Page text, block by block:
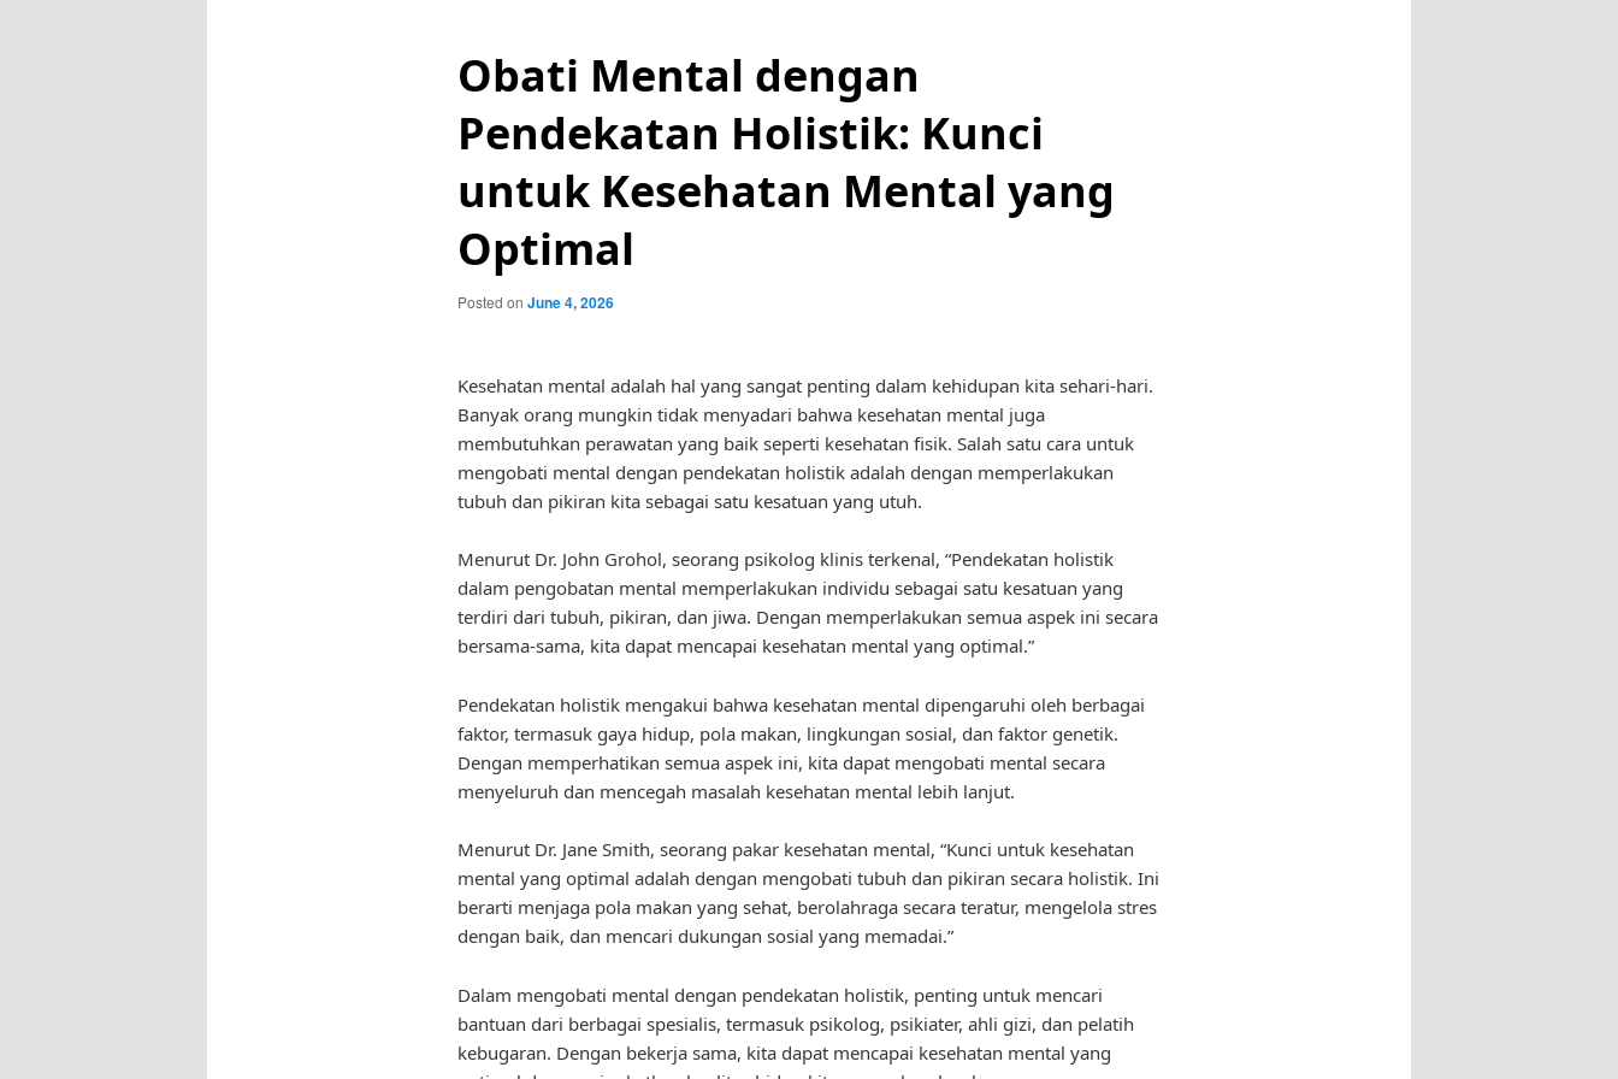
Obati Mental dengan
Pendekatan Holistik: Kunci
untuk Kesehatan Mental yang
Optimal
Posted on June 4, 2026
Kesehatan mental adalah hal yang sangat penting dalam kehidupan kita sehari-hari.
Banyak orang mungkin tidak menyadari bahwa kesehatan mental juga
membutuhkan perawatan yang baik seperti kesehatan fisik. Salah satu cara untuk
mengobati mental dengan pendekatan holistik adalah dengan memperlakukan
tubuh dan pikiran kita sebagai satu kesatuan yang utuh.
Menurut Dr. John Grohol, seorang psikolog klinis terkenal, “Pendekatan holistik
dalam pengobatan mental memperlakukan individu sebagai satu kesatuan yang
terdiri dari tubuh, pikiran, dan jiwa. Dengan memperlakukan semua aspek ini secara
bersama-sama, kita dapat mencapai kesehatan mental yang optimal.”
Pendekatan holistik mengakui bahwa kesehatan mental dipengaruhi oleh berbagai
faktor, termasuk gaya hidup, pola makan, lingkungan sosial, dan faktor genetik.
Dengan memperhatikan semua aspek ini, kita dapat mengobati mental secara
menyeluruh dan mencegah masalah kesehatan mental lebih lanjut.
Menurut Dr. Jane Smith, seorang pakar kesehatan mental, “Kunci untuk kesehatan
mental yang optimal adalah dengan mengobati tubuh dan pikiran secara holistik. Ini
berarti menjaga pola makan yang sehat, berolahraga secara teratur, mengelola stres
dengan baik, dan mencari dukungan sosial yang memadai.”
Dalam mengobati mental dengan pendekatan holistik, penting untuk mencari
bantuan dari berbagai spesialis, termasuk psikolog, psikiater, ahli gizi, dan pelatih
kebugaran. Dengan bekerja sama, kita dapat mencapai kesehatan mental yang